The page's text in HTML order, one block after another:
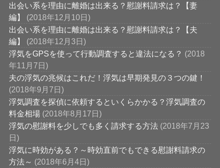
出会い系を理由に離婚は出来る？慰謝料請求は？【妻
編】
(2018年12月10日)
出会い系を理由に離婚は出来る？慰謝料請求は？【夫
編】
(2018年12月3日)
浮気をGPSを使って行動調査すると違法になる？ (2018
年11月7日)
夫の浮気の兆候はこれだ！浮気は早期発見の３つの鍵！
(2018年9月7日)
浮気調査を探偵に依頼するといくらかかる？浮気調査の
料金相場 (2018年8月17日)
浮気の慰謝料を少しでも多く請求する方法 (2018年7月23
日)
浮気に時効がある？～時効直前でもできる慰謝料請求の
方法～ (2018年6月4日)